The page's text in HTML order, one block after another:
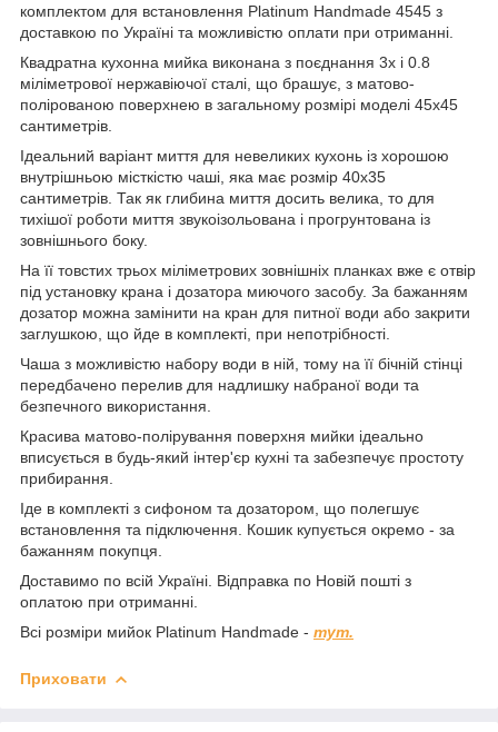
комплектом для встановлення Platinum Handmade 4545 з
доставкою по Україні та можливістю оплати при отриманні.
Квадратна кухонна мийка виконана з поєднання 3х і 0.8
міліметрової нержавіючої сталі, що брашує, з матово-
полірованою поверхнею в загальному розмірі моделі 45х45
сантиметрів.
Ідеальний варіант миття для невеликих кухонь із хорошою
внутрішньою місткістю чаші, яка має розмір 40х35
сантиметрів. Так як глибина миття досить велика, то для
тихішої роботи миття звукоізольована і прогрунтована із
зовнішнього боку.
На її товстих трьох міліметрових зовнішніх планках вже є отвір
під установку крана і дозатора миючого засобу. За бажанням
дозатор можна замінити на кран для питної води або закрити
заглушкою, що йде в комплекті, при непотрібності.
Чаша з можливістю набору води в ній, тому на її бічній стінці
передбачено перелив для надлишку набраної води та
безпечного використання.
Красива матово-полірування поверхня мийки ідеально
вписується в будь-який інтер'єр кухні та забезпечує простоту
прибирання.
Іде в комплекті з сифоном та дозатором, що полегшує
встановлення та підключення. Кошик купується окремо - за
бажанням покупця.
Доставимо по всій Україні. Відправка по Новій пошті з
оплатою при отриманні.
Всі розміри мийок Platinum Handmade - тут.
Приховати